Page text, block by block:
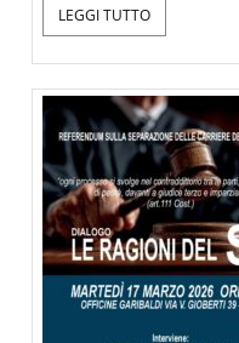
LEGGI TUTTO